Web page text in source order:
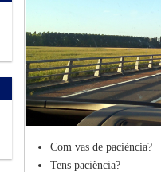
Com vas de paciència?
Tens paciència?